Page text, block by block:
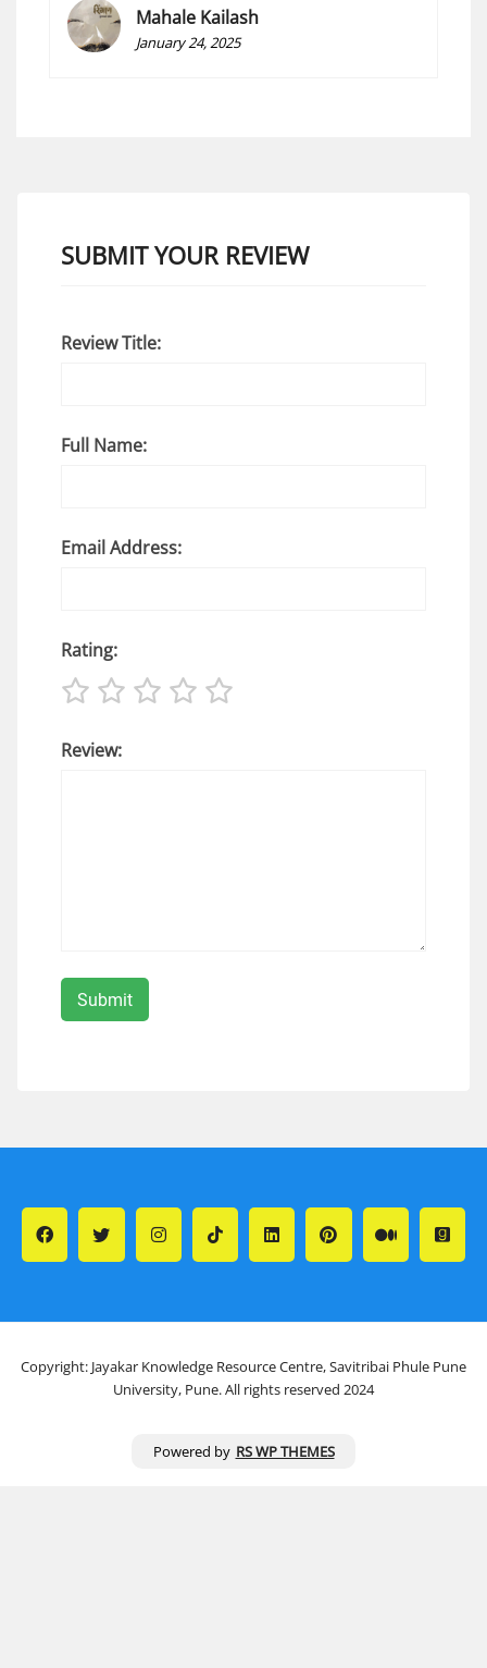
Mahale Kailash
January 24, 2025
SUBMIT YOUR REVIEW
Review Title:
Full Name:
Email Address:
Rating:
Review:
Copyright: Jayakar Knowledge Resource Centre, Savitribai Phule Pune
University, Pune. All rights reserved 2024
Powered by RS WP THEMES